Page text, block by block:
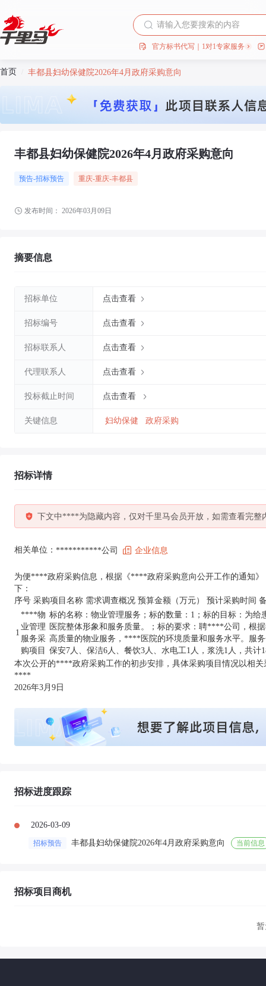
官方标书代写｜1对1专家服务
首页 丰都县妇幼保健院2026年4月政府采购意向
丰都县妇幼保健院2026年4月政府采购意向
预告-招标预告 重庆-重庆-丰都县
发布时间： 2026年03月09日
摘要信息
招标单位 点击查看
招标编号 点击查看
招标联系人 点击查看
代理联系人 点击查看
投标截止时间 点击查看
关键信息 妇幼保健 政府采购
招标详情
下文中****为隐藏内容，仅对千里马会员开放，如需查看完整
相关单位： ***********公司 企业信息
为便****政府采购信息，根据《****政府采购意向公开工作的通知
下：
序号 采购项目名称 需求调查概况 预算金额（万元） 预计采购时间
1
****物
业管理
服务采
购项目
标的名称：物业管理服务；标的数量：1；标的目标：为
医院整体形象和服务质量。；标的要求：聘****公司，根
高质量的物业服务，****医院的环境质量和服务水平。服
保安7人、保洁6人、餐饮3人、水电工1人，浆洗1人，共计
本次公开的****政府采购工作的初步安排，具体采购项目情况以相
****
2026年3月9日
招标进度跟踪
2026-03-09
招标预告 丰都县妇幼保健院2026年4月政府采购意向 当前信息
招标项目商机